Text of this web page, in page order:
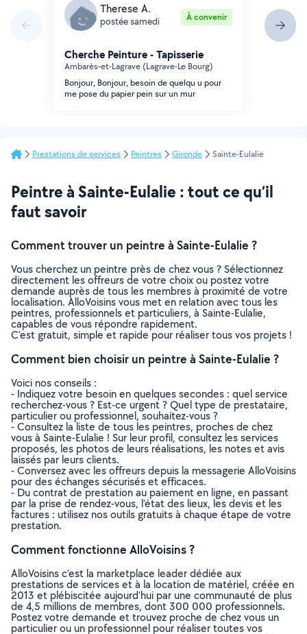
Therese A.
postée samedi À convenir
Cherche Peinture - Tapisserie
Ambarès-et-Lagrave (Lagrave-Le Bourg)
Bonjour, Bonjour, besoin de quelqu u pour
me pose du papier pein sur un mur
Prestations de services Peintres Gironde Sainte-Eulalie
Peintre à Sainte-Eulalie : tout ce qu’il
faut savoir
Comment trouver un peintre à Sainte-Eulalie ?
Vous cherchez un peintre près de chez vous ? Sélectionnez
directement les offreurs de votre choix ou postez votre
demande auprès de tous les membres à proximité de votre
localisation. AlloVoisins vous met en relation avec tous les
peintres, professionnels et particuliers, à Sainte-Eulalie,
capables de vous répondre rapidement.
C’est gratuit, simple et rapide pour réaliser tous vos projets !
Comment bien choisir un peintre à Sainte-Eulalie ?
Voici nos conseils :
- Indiquez votre besoin en quelques secondes : quel service
recherchez-vous ? Est-ce urgent ? Quel type de prestataire,
particulier ou professionnel, souhaitez-vous ?
- Consultez la liste de tous les peintres, proches de chez
vous à Sainte-Eulalie ! Sur leur profil, consultez les services
proposés, les photos de leurs réalisations, les notes et avis
laissés par leurs clients.
- Conversez avec les offreurs depuis la messagerie AlloVoisins
pour des échanges sécurisés et efficaces.
- Du contrat de prestation au paiement en ligne, en passant
par la prise de rendez-vous, l’état des lieux, les devis et les
factures : utilisez nos outils gratuits à chaque étape de votre
prestation.
Comment fonctionne AlloVoisins ?
AlloVoisins c’est la marketplace leader dédiée aux
prestations de services et à la location de matériel, créée en
2013 et plébiscitée aujourd’hui par une communauté de plus
de 4,5 millions de membres, dont 300 000 professionnels.
Postez votre demande et trouvez proche de chez vous un
particulier ou un professionnel pour réaliser toutes vos